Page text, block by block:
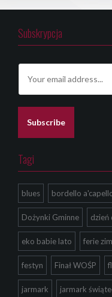
Subskrypcja
a
i
Subscribe
Tagi
blues bordello
Dożynki Gminne dzień
eko babie lato ferie
festyn Finał WOŚP
jarmark jarmark